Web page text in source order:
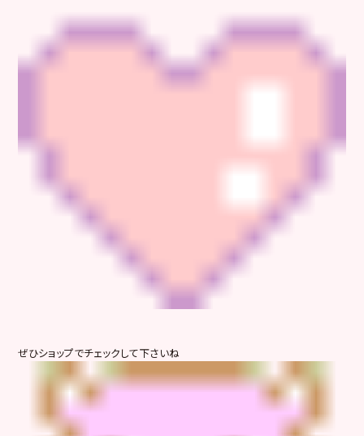
ぜひショップでチェックして下さいね